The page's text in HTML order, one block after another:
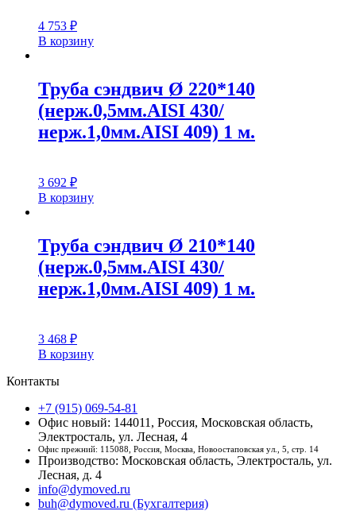
4 753 ₽
В корзину
Труба сэндвич Ø 220*140
(нерж.0,5мм.AISI 430/
нерж.1,0мм.AISI 409) 1 м.
3 692 ₽
В корзину
Труба сэндвич Ø 210*140
(нерж.0,5мм.AISI 430/
нерж.1,0мм.AISI 409) 1 м.
3 468 ₽
В корзину
Контакты
+7 (915) 069-54-81
Офис новый: 144011, Россия, Московская область,
Электросталь, ул. Лесная, 4
Офис прежний: 115088, Россия, Москва, Новоостаповская ул., 5, стр. 14
Производство: Московская область, Электросталь, ул.
Лесная, д. 4
info@dymoved.ru
buh@dymoved.ru (Бухгалтерия)